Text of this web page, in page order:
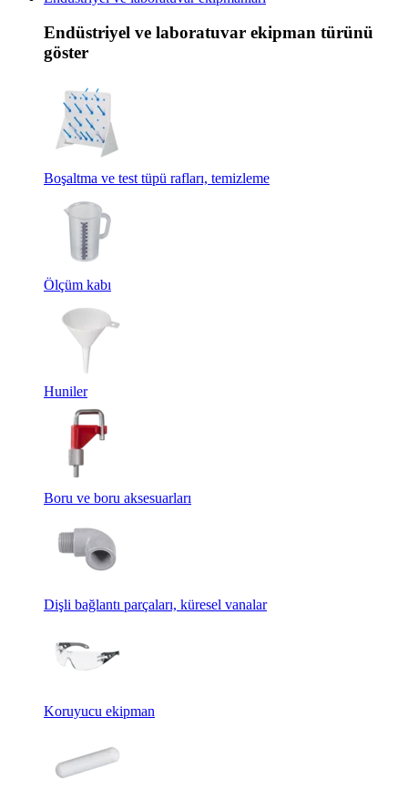
Endüstriyel ve laboratuvar ekipman türünü
göster
Boşaltma ve test tüpü rafları, temizleme
Ölçüm kabı
Huniler
Boru ve boru aksesuarları
Dişli bağlantı parçaları, küresel vanalar
Koruyucu ekipman